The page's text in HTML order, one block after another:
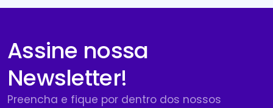
Assine nossa
Newsletter!
Preencha e fique por dentro dos nossos